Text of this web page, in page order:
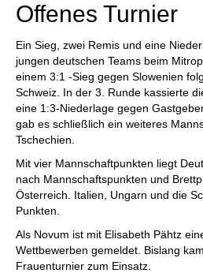
Offenes Turnier
Ein Sieg, zwei Remis und eine
jungen deutschen Teams beim
einem 3:1 -Sieg gegen Slowenien
Schweiz. In der 3. Runde kassierte
eine 1:3-Niederlage gegen
gab es schließlich ein weiteres
Tschechien.
Mit vier Mannschaftpunkten liegt
nach Mannschaftspunkten und
Österreich. Italien, Ungarn und die
Punkten.
Als Novum ist mit Elisabeth Pähtz
Wettbewerben gemeldet. Bislang
Frauenturnier zum Einsatz.